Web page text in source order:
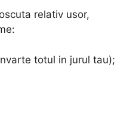
relativ usor,
totul in jurul tau);